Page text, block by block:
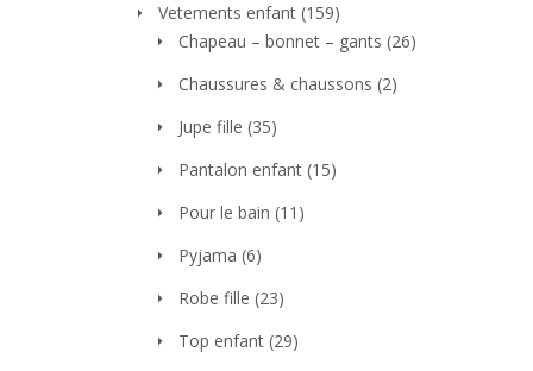
Vetements enfant (159)
Chapeau – bonnet – gants (26)
Chaussures & chaussons (2)
Jupe fille (35)
Pantalon enfant (15)
Pour le bain (11)
Pyjama (6)
Robe fille (23)
Top enfant (29)